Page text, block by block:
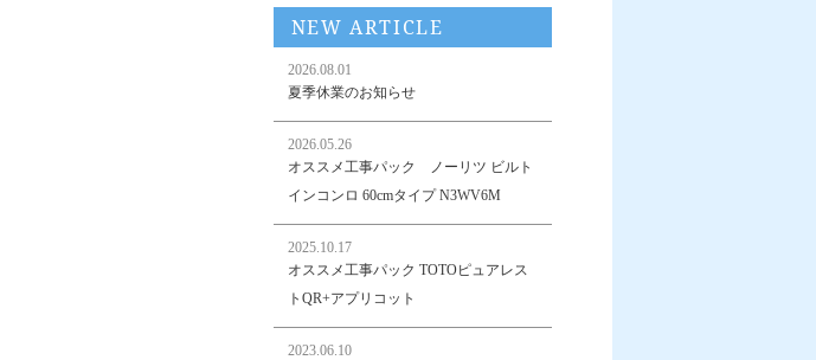
NEW ARTICLE
2026.08.01
夏季休業のお知らせ
2026.05.26
オススメ工事パック ノーリツ ビルト
インコンロ 60cmタイプ N3WV6M
2025.10.17
オススメ工事パック TOTOピュアレス
トQR+アプリコット
2023.06.10